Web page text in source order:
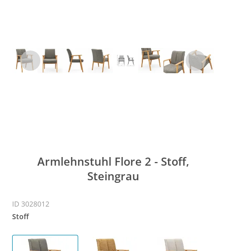
Armlehnstuhl Flore 2 - Stoff,
Steingrau
ID 3028012
Stoff